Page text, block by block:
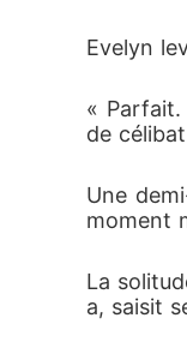
Evelyn
«
de
Une
moment
La
a, saisit